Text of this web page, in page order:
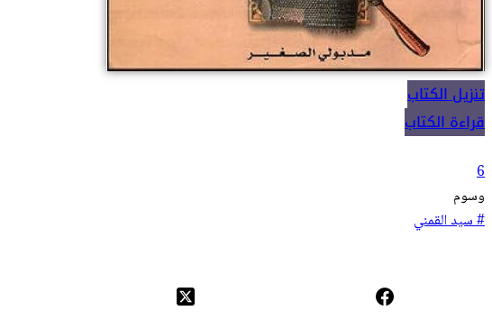
تنزيل الكتاب
قراءة الكتاب
6
وسوم
#سيد القمني